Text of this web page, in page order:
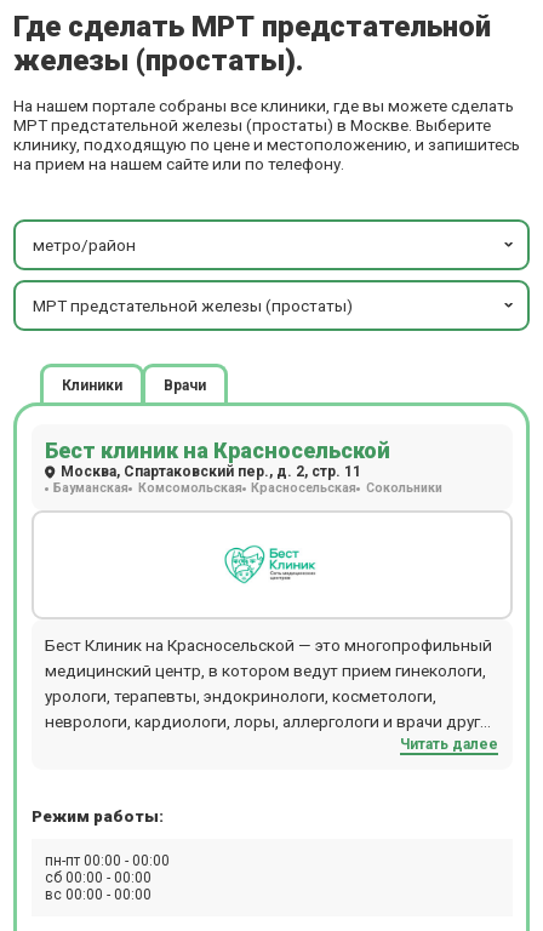
Где сделать МРТ предстательной
железы (простаты).
На нашем портале собраны все клиники, где вы можете сделать
МРТ предстательной железы (простаты) в Москве. Выберите
клинику, подходящую по цене и местоположению, и запишитесь
на прием на нашем сайте или по телефону.
метро/район
МРТ предстательной железы (простаты)
Клиники Врачи
Бест клиник на Красносельской
Москва, Спартаковский пер., д. 2, стр. 11
Бауманская Комсомольская Красносельская Сокольники
Бест Клиник на Красносельской — это многопрофильный
медицинский центр, в котором ведут прием гинекологи,
урологи, терапевты, эндокринологи, косметологи,
неврологи, кардиологи, лоры, аллергологи и врачи других
специальностей. Центр объединяет стационар,
физиотерапии, косметологии, пластической хирургии,
диагностическом отделении можно пройти КТ, МРТ
рентген, разные виды УЗИ, сдать экспресс-анализы
Читать далее
Режим работы:
пн-пт 00:00 - 00:00
сб 00:00 - 00:00
вс 00:00 - 00:00